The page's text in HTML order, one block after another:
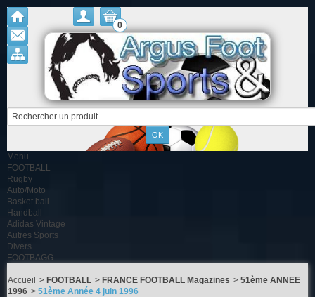
0
Menu
FOOTBALL
Rugby
Auto/Moto
Basket ball
Handball
Adidas Vintage
Autres Sports
Divers
FOOTBAGG
Accueil > FOOTBALL > FRANCE FOOTBALL Magazines > 51ème ANNEE
1996 > 51ème Année 4 juin 1996